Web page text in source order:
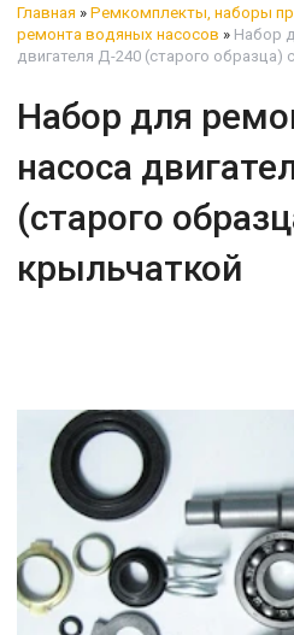
Главная » Ремкомплекты, наборы
ремонта водяных насосов » Набор
двигателя Д-240 (старого образца)
Набор для
насоса
(старого
крыльчаткой